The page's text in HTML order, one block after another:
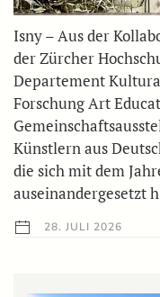
Isny – Aus der
der Zürcher
Departement
Forschung Art
Künstlern aus
die sich mit dem
auseinandergesetzt
28. JULI 2026